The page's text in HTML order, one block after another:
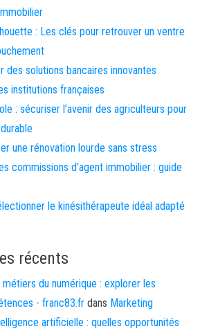
: Les clés pour retrouver un ventre
des solutions bancaires innovantes
institutions françaises
: sécuriser l’avenir des agriculteurs pour
une rénovation lourde sans stress
commissions d’agent immobilier : guide
le kinésithérapeute idéal adapté
récents
du numérique : explorer les
- franc83.fr dans Marketing
artificielle : quelles opportunités